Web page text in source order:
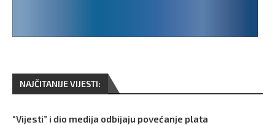
NAJČITANIJE VIJESTI:
“Vijesti” i dio medija odbijaju povećanje plata